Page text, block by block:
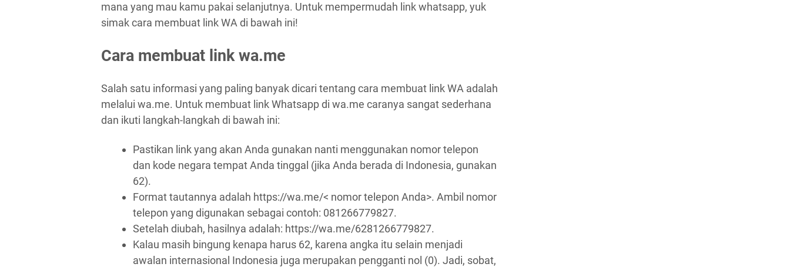
mana yang mau kamu pakai selanjutnya. Untuk mempermudah link whatsapp, yuk
simak cara membuat link WA di bawah ini!
Cara membuat link wa.me
Salah satu informasi yang paling banyak dicari tentang cara membuat link WA adalah
melalui wa.me. Untuk membuat link Whatsapp di wa.me caranya sangat sederhana
dan ikuti langkah-langkah di bawah ini:
Pastikan link yang akan Anda gunakan nanti menggunakan nomor telepon
dan kode negara tempat Anda tinggal (jika Anda berada di Indonesia, gunakan
62).
Format tautannya adalah https://wa.me/< nomor telepon Anda>. Ambil nomor
telepon yang digunakan sebagai contoh: 081266779827.
Setelah diubah, hasilnya adalah: https://wa.me/6281266779827.
Kalau masih bingung kenapa harus 62, karena angka itu selain menjadi
awalan internasional Indonesia juga merupakan pengganti nol (0). Jadi, sobat,